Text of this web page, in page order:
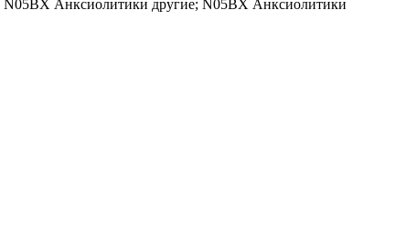
N05BX Анксиолитики другие; N05BX Анксиолитики